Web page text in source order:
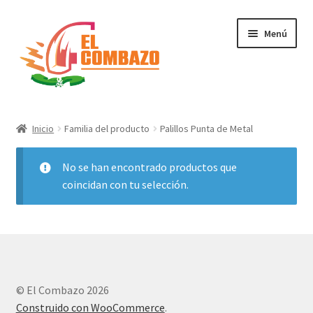
Menú
DJ, Audio e Iluminación PRO
Grabación de Audio & Video
Marcas
Inicio Familia del producto Palillos Punta de Metal
No se han encontrado productos que
coincidan con tu selección.
© El Combazo 2026
Construido con WooCommerce.